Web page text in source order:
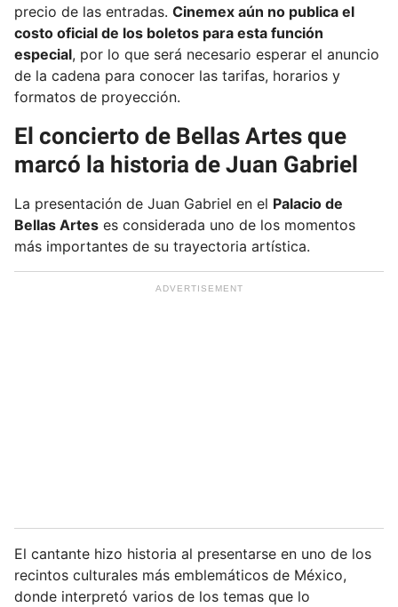
m
l
precio de las entradas. Cinemex aún no publica el
costo oficial de los boletos para esta función
especial, por lo que será necesario esperar el anuncio
de la cadena para conocer las tarifas, horarios y
formatos de proyección.
El concierto de Bellas Artes que
marcó la historia de Juan Gabriel
La presentación de Juan Gabriel en el Palacio de
Bellas Artes es considerada uno de los momentos
más importantes de su trayectoria artística.
El cantante hizo historia al presentarse en uno de los
recintos culturales más emblemáticos de México,
donde interpretó varios de los temas que lo